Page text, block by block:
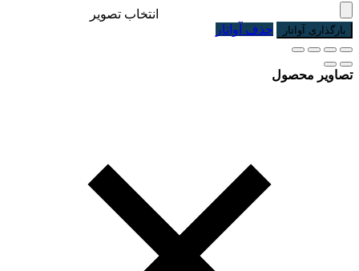
انتخاب تصویر
بارگذاری آواتار حذف آواتار
تصاویر محصول